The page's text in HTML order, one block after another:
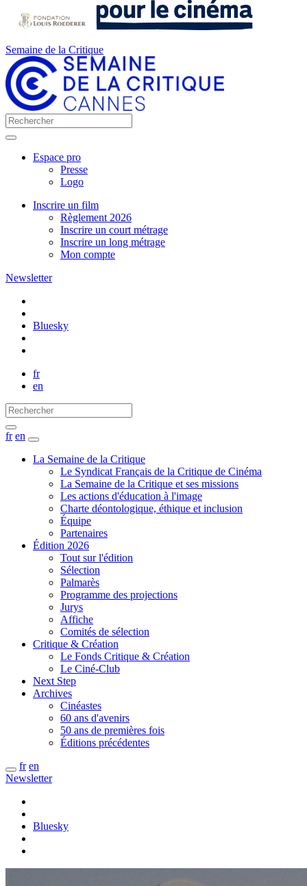
Semaine de la Critique
Espace pro
Presse
Logo
Inscrire un film
Règlement 2026
Inscrire un court métrage
Inscrire un long métrage
Mon compte
Newsletter
Bluesky
fr
en
fr en
La Semaine de la Critique
Le Syndicat Français de la Critique de Cinéma
La Semaine de la Critique et ses missions
Les actions d'éducation à l'image
Charte déontologique, éthique et inclusion
Équipe
Partenaires
Édition 2026
Tout sur l'édition
Sélection
Palmarès
Programme des projections
Jurys
Affiche
Comités de sélection
Critique & Création
Le Fonds Critique & Création
Le Ciné-Club
Next Step
Archives
Cinéastes
60 ans d'avenirs
50 ans de premières fois
Éditions précédentes
fr en
Newsletter
Bluesky